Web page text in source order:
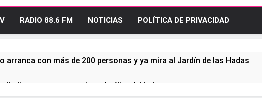
RADIO 88.6 FM NOTICIAS POLÍTICA DE PRIVACIDAD
arranca con más de 200 personas y ya mira al Jardín de las Hadas
linense tras conquistar la élite del baloncesto